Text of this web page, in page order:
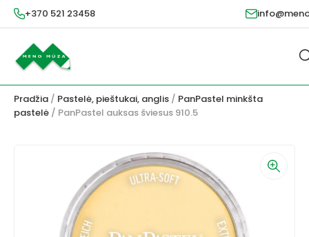
+370 521 23458
Pradžia / Pastelė, pieštukai, anglis / PanPastel minkšta
pastelė / PanPastel auksas šviesus 910.5